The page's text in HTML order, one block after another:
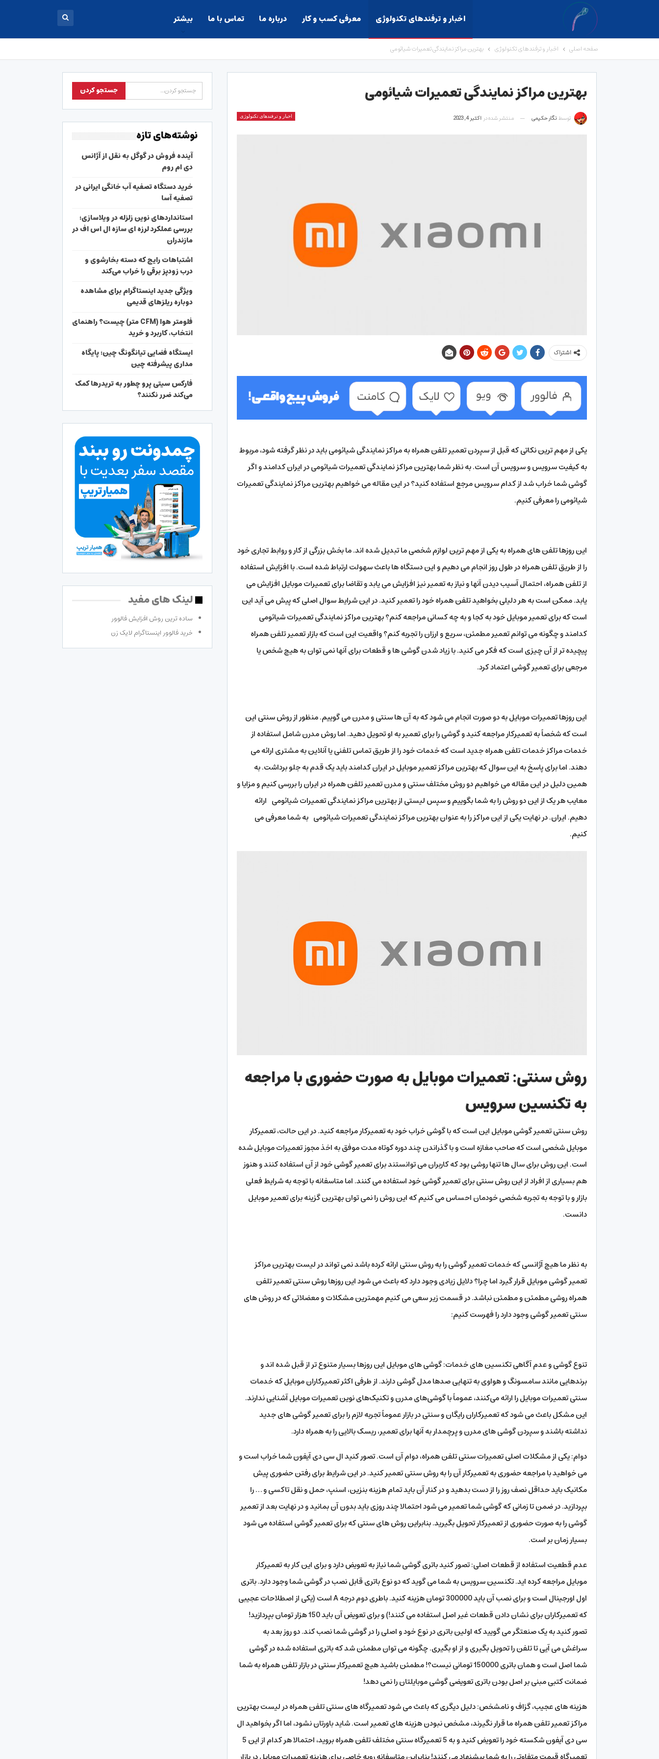
اخبار و ترفندهای تکنولوژی معرفی کسب و کار درباره ما تماس با ما بیشتر
صفحه اصلی اخبار و ترفندهای تکنولوژی بهترین مراکز نمایندگی تعمیرات شیائومی
بهترین مراکز نمایندگی تعمیرات شیائومی
اخبار و ترفندهای تکنولوژی توسط نگار حکیمی منتشر شده در اکتبر 4, 2023
اشتراک
یکی از مهم ترین نکاتی که قبل از سپردن تعمیر تلفن همراه به مراکز نمایندگی شیائومی باید در نظر گرفته شود، مربوط
به کیفیت سرویس و سرویس آن است. به نظر شما بهترین مراکز نمایندگی تعمیرات شیائومی در ایران کدامند و اگر
گوشی شما خراب شد از کدام سرویس مرجع استفاده کنید؟ در این مقاله می خواهیم بهترین مراکز نمایندگی تعمیرات
شیائومی را معرفی کنیم.
این روزها تلفن های همراه به یکی از مهم ترین لوازم شخصی ما تبدیل شده اند. ما بخش بزرگی از کار و روابط تجاری خود
را از طریق تلفن همراه در طول روز انجام می دهیم و این دستگاه ها باعث سهولت ارتباط شده است. با افزایش استفاده
از تلفن همراه، احتمال آسیب دیدن آنها و نیاز به تعمیر نیز افزایش می یابد و تقاضا برای تعمیرات موبایل افزایش می
یابد. ممکن است به هر دلیلی بخواهید تلفن همراه خود را تعمیر کنید. در این شرایط سوال اصلی که پیش می آید این
است که برای تعمیر موبایل خود به کجا و به چه کسانی مراجعه کنم؟ بهترین مراکز نمایندگی تعمیرات شیائومی
کدامند و چگونه می توانم تعمیر مطمئن، سریع و ارزان را تجربه کنم؟ واقعیت این است که بازار تعمیر تلفن همراه
پیچیده تر از آن چیزی است که فکر می کنید. با زیاد شدن گوشی ها و قطعات برای آنها نمی توان به هیچ شخص یا
مرجعی برای تعمیر گوشی اعتماد کرد.
این روزها تعمیرات موبایل به دو صورت انجام می شود که به آن ها سنتی و مدرن می گوییم. منظور از روش سنتی این
است که شخصاً به تعمیرکار مراجعه کنید و گوشی را برای تعمیر به او تحویل دهید. اما روش مدرن شامل استفاده از
خدمات مراکز خدمات تلفن همراه جدید است که خدمات خود را از طریق تماس تلفنی یا آنلاین به مشتری ارائه می
دهند. اما برای پاسخ به این سوال که بهترین مراکز تعمیر موبایل در ایران کدامند باید یک قدم به جلو برداشت. به
همین دلیل در این مقاله می خواهیم دو روش مختلف سنتی و مدرن تعمیر تلفن همراه در ایران را بررسی کنیم و مزایا و
معایب هر یک از این دو روش را به شما بگوییم و سپس لیستی از بهترین مراکز نمایندگی تعمیرات شیائومی ارائه
دهیم. ایران. در نهایت یکی از این مراکز را به عنوان بهترین مراکز نمایندگی تعمیرات شیائومی به شما معرفی می
کنیم.
روش سنتی: تعمیرات موبایل به صورت حضوری با مراجعه
به تکنسین سرویس
روش سنتی تعمیر گوشی موبایل این است که با گوشی خراب خود به تعمیرکار مراجعه کنید. در این حالت، تعمیرکار
موبایل شخصی است که صاحب مغازه است و با گذراندن چند دوره کوتاه مدت موفق به اخذ مجوز تعمیرات موبایل شده
است. این روش برای سال ها تنها روشی بود که کاربران می توانستند برای تعمیر گوشی خود از آن استفاده کنند و هنوز
هم بسیاری از افراد از این روش سنتی برای تعمیر گوشی خود استفاده می کنند. اما متاسفانه با توجه به شرایط فعلی
بازار و با توجه به تجربه شخصی خودمان احساس می کنیم که این روش را نمی توان بهترین گزینه برای تعمیر موبایل
دانست.
به نظر ما هیچ آژانسی که خدمات تعمیر گوشی را به روش سنتی ارائه کرده باشد نمی تواند در لیست بهترین مراکز
تعمیر گوشی موبایل قرار گیرد اما چرا؟ دلایل زیادی وجود دارد که باعث می شود این روزها روش سنتی تعمیر تلفن
همراه روشی مطمئن و مطمئن نباشد. در قسمت زیر سعی می کنیم مهمترین مشکلات و معضلاتی که در روش های
سنتی تعمیر گوشی وجود دارد را فهرست کنیم:
تنوع گوشی و عدم آگاهی تکنسین های خدمات: گوشی های موبایل این روزها بسیار متنوع تر از قبل شده اند و
برندهایی مانند سامسونگ و هواوی به تنهایی صدها مدل گوشی دارند. از طرفی اکثر تعمیرکاران موبایل که خدمات
سنتی تعمیرات موبایل را ارائه می‌کنند، عموماً با گوشی‌های مدرن و تکنیک‌های نوین تعمیرات موبایل آشنایی ندارند.
این مشکل باعث می شود که تعمیرکاران رایگان و سنتی در بازار عموماً تجربه لازم را برای تعمیر گوشی های جدید
نداشته باشند و سپردن گوشی های مدرن و پرچمدار به آنها برای تعمیر، ریسک بالایی را به همراه دارد.
دوام: یکی از مشکلات اصلی تعمیرات سنتی تلفن همراه، دوام آن است. تصور کنید ال سی دی آیفون شما خراب است و
می خواهید با مراجعه حضوری به تعمیرکار آن را به روش سنتی تعمیر کنید. در این شرایط برای رفتن حضوری پیش
مکانیک باید حداقل نصف روز را از دست بدهید و در کنار آن باید تمام هزینه بنزین، اسنپ، حمل و نقل تاکسی و … را
بپردازید. در ضمن تا زمانی که گوشی شما تعمیر می شود احتمالا چند روزی باید بدون آن بمانید و در نهایت بعد از تعمیر
گوشی را به صورت حضوری از تعمیرکار تحویل بگیرید. بنابراین روش های سنتی که برای تعمیر گوشی استفاده می شود
بسیار زمان بر است.
عدم قطعیت استفاده از قطعات اصلی: تصور کنید باتری گوشی شما نیاز به تعویض دارد و برای این کار به تعمیرکار
موبایل مراجعه کرده اید. تکنسین سرویس به شما می گوید که دو نوع باتری قابل نصب در گوشی شما وجود دارد. باتری
اول اورجینال است و برای نصب آن باید 300000 تومان هزینه کنید. باطری دوم درجه A است (یکی از اصطلاحات عجیبی
که تعمیرکاران برای نشان دادن قطعات غیر اصل استفاده می کنند!) و برای تعویض آن باید 150 هزار تومان بپردازید!
تصور کنید به یک صنعتگر می گویید که اولین باتری در نوع خود و اصلی را در گوشی شما نصب کند. دو روز بعد به
سراغش می آیی تا تلفن را تحویل بگیری و از او بگیری. چگونه می توان مطمئن شد که باتری استفاده شده در گوشی
شما اصل است و همان باتری 150000 تومانی نیست؟! مطمئن باشید هیچ تعمیرکار سنتی در بازار تلفن همراه به شما
ضمانت کتبی مبنی بر اصل بودن باتری تعویضی گوشی موبایلتان را نمی دهد!
هزینه های عجیب، گزاف و نامشخص: دلیل دیگری که باعث می شود تعمیرگاه های سنتی تلفن همراه در لیست بهترین
مراکز تعمیر تلفن همراه ما قرار نگیرند، مشخص نبودن هزینه های تعمیر است. شاید باورتان نشود، اما اگر بخواهید ال
سی دی آیفون شکسته خود را تعویض کنید و به 5 تعمیرگاه سنتی مختلف تلفن همراه بروید، احتمالا هر کدام از این 5
نوشته‌های تازه
آینده فروش در گوگل به نقل از آژانس
دی ام روم
خرید دستگاه تصفیه آب خانگی ایرانی در
تصفیه آسا
استانداردهای نوین زلزله در ویلاسازی؛
بررسی عملکرد لرزه ای سازه ال اس اف در
مازندران
اشتباهات رایج که دسته بخارشوی و
درب زودپز برقی را خراب می‌کند
ویژگی جدید اینستاگرام برای مشاهده
دوباره ریلزهای قدیمی
فلومتر هوا (CFM متر) چیست؟ راهنمای
انتخاب، کاربرد و خرید
ایستگاه فضایی تیانگونگ چین؛ پایگاه
مداری پیشرفته چین
فارکس سیتی پرو چطور به تریدرها کمک
می‌کند ضرر نکنند؟
لینک های مفید
ساده ترین روش افزایش فالوور
خرید فالوور اینستاگرام لایک زن